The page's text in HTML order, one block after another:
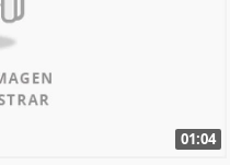
01:04